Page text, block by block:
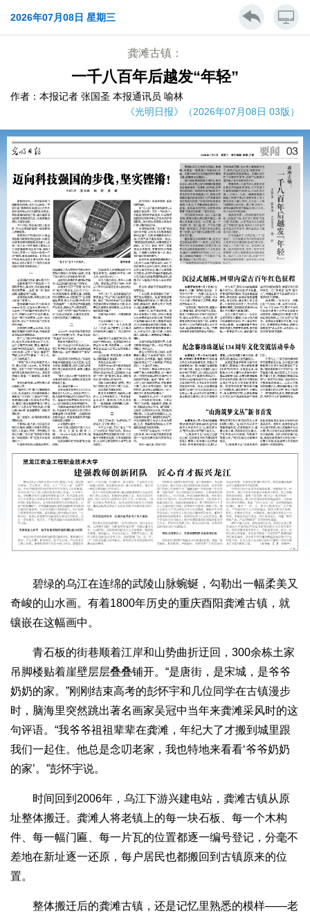
2026年07月08日 星期三
龚滩古镇：
一千八百年后越发“年轻”
作者：本报记者 张国圣 本报通讯员 喻林
《光明日报》（2026年07月08日 03版）
碧绿的乌江在连绵的武陵山脉蜿蜒，勾勒出一幅柔美又
奇峻的山水画。有着1800年历史的重庆酉阳龚滩古镇，就
镶嵌在这幅画中。
青石板的街巷顺着江岸和山势曲折迂回，300余栋土家
吊脚楼贴着崖壁层层叠叠铺开。“是唐街，是宋城，是爷爷
奶奶的家。”刚刚结束高考的彭怀宇和几位同学在古镇漫步
时，脑海里突然跳出著名画家吴冠中当年来龚滩采风时的这
句评语。“我爷爷祖祖辈辈在龚滩，年纪大了才搬到城里跟
我们一起住。他总是念叨老家，我也特地来看看‘爷爷奶奶
的家’。”彭怀宇说。
时间回到2006年，乌江下游兴建电站，龚滩古镇从原
址整体搬迁。龚滩人将老镇上的每一块石板、每一个木构
件、每一幅门匾、每一片瓦的位置都逐一编号登记，分毫不
差地在新址逐一还原，每户居民也都搬回到古镇原来的位
置。
整体搬迁后的龚滩古镇，还是记忆里熟悉的模样——老